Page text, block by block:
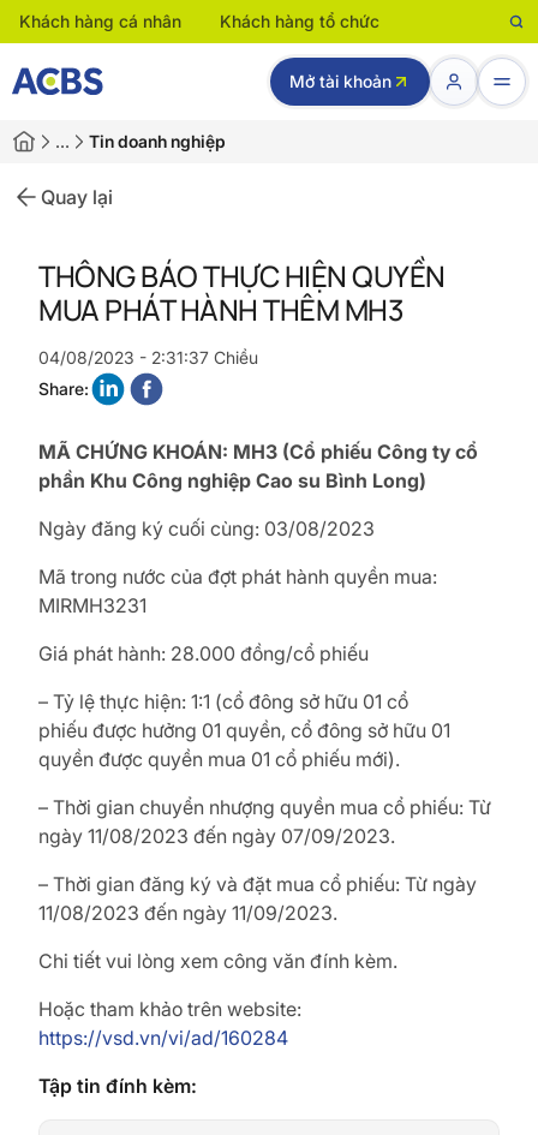
Khách hàng cá nhân Khách hàng tổ chức
Mở tài khoản
… Tin doanh nghiệp
Quay lại
THÔNG BÁO THỰC HIỆN QUYỀN
MUA PHÁT HÀNH THÊM MH3
04/08/2023 - 2:31:37 Chiều
Share:
MÃ CHỨNG KHOÁN: MH3 (Cổ phiếu Công ty cổ
phần Khu Công nghiệp Cao su Bình Long)
Ngày đăng ký cuối cùng: 03/08/2023
Mã trong nước của đợt phát hành quyền mua:
MIRMH3231
Giá phát hành: 28.000 đồng/cổ phiếu
– Tỷ lệ thực hiện: 1:1 (cổ đông sở hữu 01 cổ
phiếu được hưởng 01 quyền, cổ đông sở hữu 01
quyền được quyền mua 01 cổ phiếu mới).
– Thời gian chuyển nhượng quyền mua cổ phiếu: Từ
ngày 11/08/2023 đến ngày 07/09/2023.
– Thời gian đăng ký và đặt mua cổ phiếu: Từ ngày
11/08/2023 đến ngày 11/09/2023.
Chi tiết vui lòng xem công văn đính kèm.
Hoặc tham khảo trên website:
https://vsd.vn/vi/ad/160284
Tập tin đính kèm: